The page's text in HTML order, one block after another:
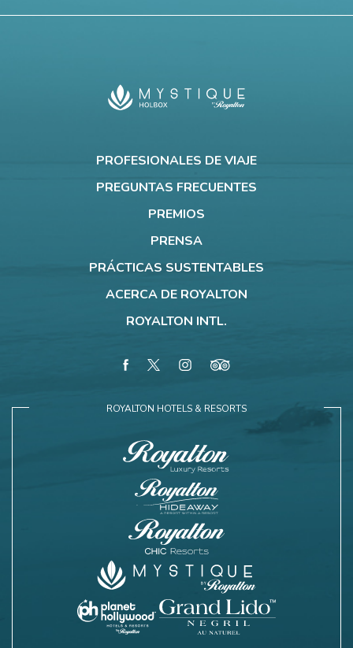
PROFESIONALES DE VIAJE
PREGUNTAS FRECUENTES
PREMIOS
PRENSA
PRÁCTICAS SUSTENTABLES
ACERCA DE ROYALTON
ROYALTON INTL.
ROYALTON HOTELS & RESORTS